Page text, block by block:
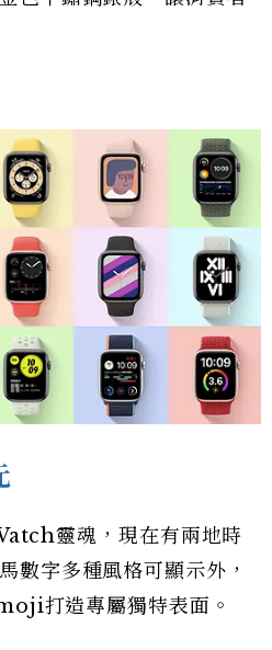
靈魂，現在有兩地時
數字多種風格可顯示外，
打造專屬獨特表面。